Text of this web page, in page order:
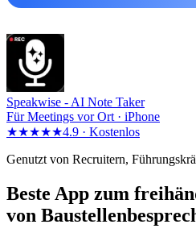
Speakwise - AI Note Taker
Für Meetings vor Ort · iPhone
★★★★★4.9 · Kostenlos
Genutzt von Recruitern,
Beste App zum
von